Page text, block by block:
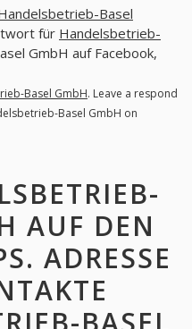
Basel
für Handelsbetrieb-
GmbH auf Facebook,
Basel GmbH. Leave a respond
Basel GmbH on
AUF DEN
ADRESSE